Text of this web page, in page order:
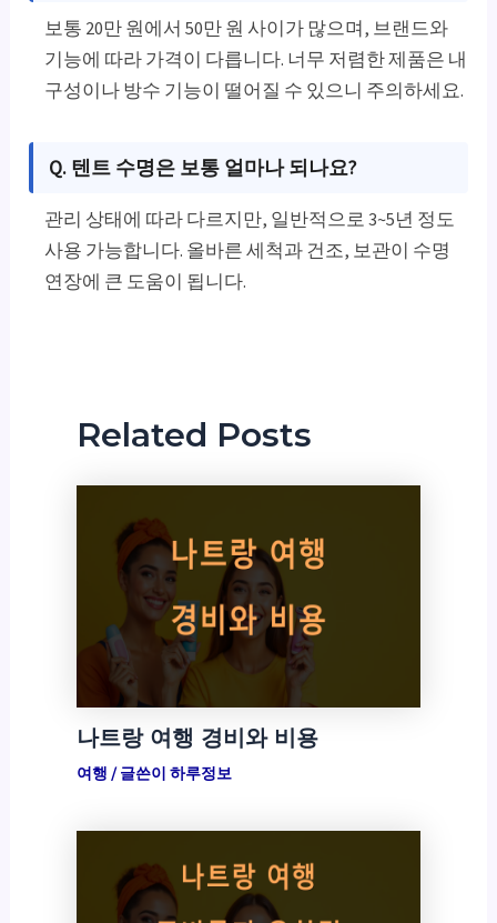
보통 20만 원에서 50만 원 사이가 많으며, 브랜드와
기능에 따라 가격이 다릅니다. 너무 저렴한 제품은 내
구성이나 방수 기능이 떨어질 수 있으니 주의하세요.
Q. 텐트 수명은 보통 얼마나 되나요?
관리 상태에 따라 다르지만, 일반적으로 3~5년 정도
사용 가능합니다. 올바른 세척과 건조, 보관이 수명
연장에 큰 도움이 됩니다.
Related Posts
나트랑 여행 경비와 비용
여행 / 글쓴이 하루정보